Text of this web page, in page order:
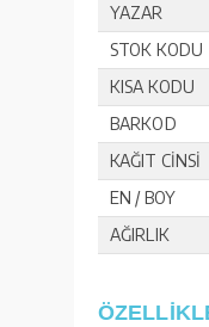
YAZAR
STOK KODU
KISA KODU
BARKOD
KAĞIT CİNSİ
EN / BOY
AĞIRLIK